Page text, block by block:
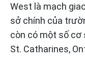
West là mạch
sở chính của
còn có một số cơ
St. Catharines,